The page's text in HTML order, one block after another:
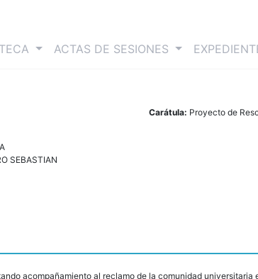
ACTAS DE SESIONES
Carátula: Proyecto de
SEBASTIAN
acompañamiento al reclamo de la comunidad